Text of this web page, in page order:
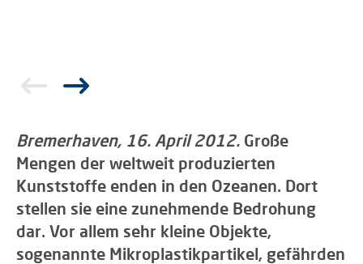
Bremerhaven, 16. April 2012. Große
Mengen der weltweit produzierten
Kunststoffe enden in den Ozeanen. Dort
stellen sie eine zunehmende Bedrohung
dar. Vor allem sehr kleine Objekte,
sogenannte Mikroplastikpartikel, gefährden